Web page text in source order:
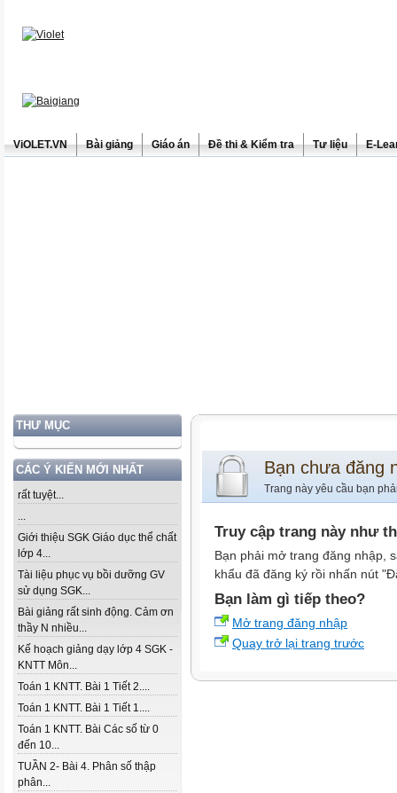
ViOLET.VN Bài giảng Giáo án Đề thi & Kiểm tra Tư liệu E-
THƯ MỤC
CÁC Ý KIẾN MỚI NHẤT
rất tuyệt...
...
Giới thiệu SGK Giáo dục thể chất
lớp 4...
Tài liệu phục vụ bồi dưỡng GV
sử dụng SGK...
Bài giảng rất sinh động. Cảm ơn
thầy N nhiều...
Kế hoạch giảng dạy lớp 4 SGK -
KNTT Môn...
Toán 1 KNTT. Bài 1 Tiết 2....
Toán 1 KNTT. Bài 1 Tiết 1....
Toán 1 KNTT. Bài Các số từ 0
đến 10...
TUẦN 2- Bài 4. Phân số thập
phân...
Bạn chưa đăng
Trang này yêu cầu bạn
Truy cập trang này như
Bạn phải mở trang đăng nhập,
khẩu đã đăng ký rồi nhấn nút
Bạn làm gì tiếp theo?
Mở trang đăng nhập
Quay trở lại trang trước